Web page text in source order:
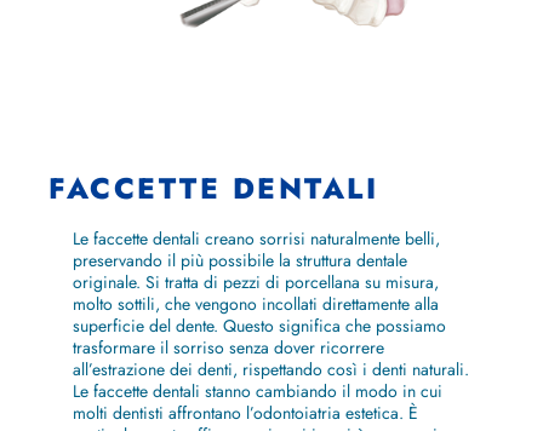
FACCETTE DENTALI
Le faccette dentali creano sorrisi naturalmente belli,
preservando il più possibile la struttura dentale
originale. Si tratta di pezzi di porcellana su misura,
molto sottili, che vengono incollati direttamente alla
superficie del dente. Questo significa che possiamo
trasformare il sorriso senza dover ricorrere
all’estrazione dei denti, rispettando così i denti naturali.
Le faccette dentali stanno cambiando il modo in cui
molti dentisti affrontano l’odontoiatria estetica. È